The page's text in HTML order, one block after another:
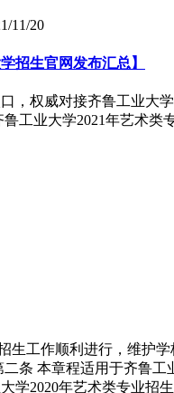
11/20
招生官网发布汇总】
，权威对接齐鲁工业
工业大学2021年艺术类
生工作顺利进行，维护
条 本章程适用于齐鲁工